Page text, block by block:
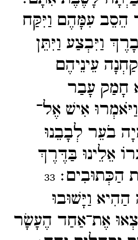
הֵסֵב עִמָּהֶם וַיִּקַּח
וַיִּבְצַע וַיִּתֵּן
עֵינֵיהֶם
חָמַק עָבַר
וַיֹּאמְרוּ אִישׁ אֶל־​
בֹעֵר לְבָבֵנוּ
אֵלֵינוּ בַּדֶּרֶךְ
הַכְּתוּבִים׃33
וַיָּשׁוּבוּ
אֶת־​אַחַד הֶעָשָׂר